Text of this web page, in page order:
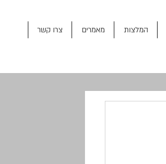
המלצות מאמרים צרו קשר